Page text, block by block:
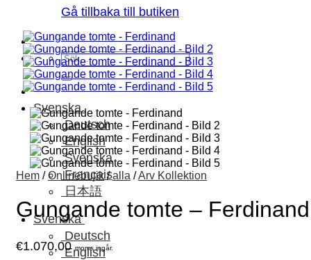
Gå tillbaka till butiken
Sök
efter:
Svenska
Deutsch
English
Svenska
Français
日本語
Svenska
Deutsch
English
Hem / Onlinebutik / alla /Arv Kollektion
Gungande tomte – Ferdinand
€1.070,00 moms ingår.